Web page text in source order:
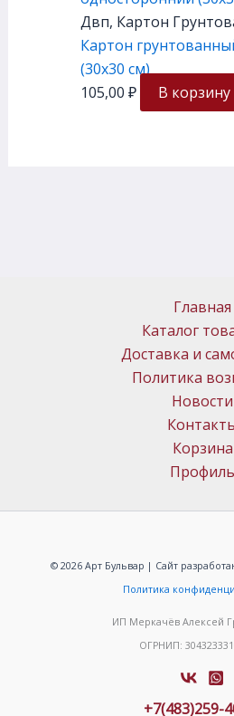
Двп, Картон
Картон
(30х30 см)
105,00 ₽ В корзину
Главная
Каталог
Доставка и
Политика
Новости
Корзина
Профиль
© 2026 Арт Бульвар | Сайт
Политика
ИП Меркачёв Алексей
ОГРНИП:
+7(483)259-